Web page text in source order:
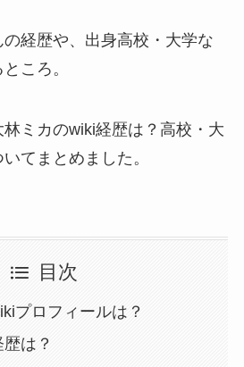
経歴や、出身高校・大学な
ころ。
ミカのwiki経歴は？高校・大
てまとめました。
目次
プロフィールは？
は？